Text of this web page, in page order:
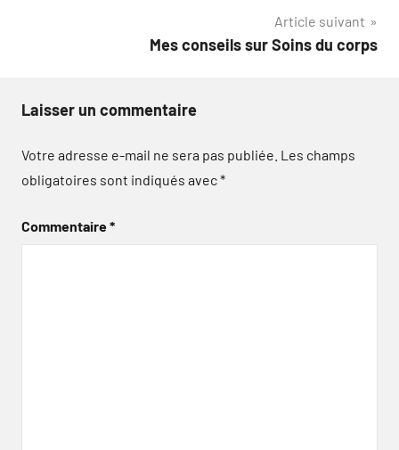
Article suivant
Mes conseils sur Soins du corps
Laisser un commentaire
Votre adresse e-mail ne sera pas publiée. Les champs
obligatoires sont indiqués avec*
Commentaire*